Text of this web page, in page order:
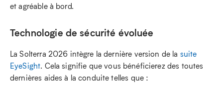
et agréable à bord.
Technologie de sécurité évoluée
La Solterra 2026 intègre la dernière version de la suite
EyeSight. Cela signifie que vous bénéficierez des toutes
dernières aides à la conduite telles que :